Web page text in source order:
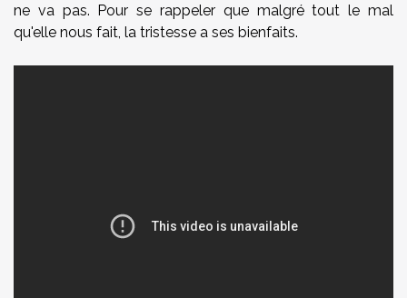
ne va pas. Pour se rappeler que malgré tout le mal
qu'elle nous fait, la tristesse a ses bienfaits.